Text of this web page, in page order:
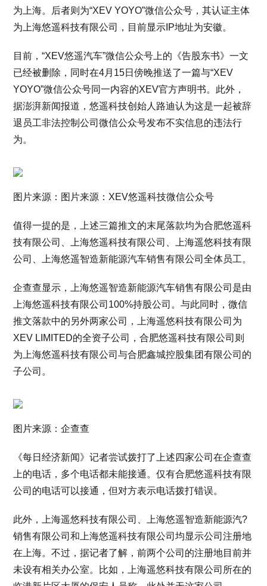
为上海。后者则为“XEV YOYO”微信公众号，其认证主体
为上海悠遥科技有限公司，目前显示IP地址为安徽。
目前，“XEV悠遥汽车”微信公众号上的《告股东书》一文
已经被删除，同时在4月15日傍晚推送了一篇与“XEV
YOYO”微信公众号同一内容的XEV官方声明书。此外，
据澎湃新闻报道，悠遥科技创始人路迪认为这是一起被辞
退员工非法控制公司微信公众号发布不实信息的违法行
为。
图片来源：图片来源：XEV悠遥科技微信公众号
值得一提的是，上述三篇推文的末尾落款均为合肥悠遥科
技有限公司、上海悠遥科技有限公司、上海遥悠科技有限
公司、上海悠遥智造新能源汽车销售有限公司全体员工。
企查查显示，上海悠遥智造新能源汽车销售有限公司是由
上海悠遥科技有限公司100%持股公司。与此同时，微信
推文落款中的另外两家公司，上海遥悠科技有限公司为
XEV LIMITED的全资子公司，合肥悠遥科技有限公司则
为上海悠遥科技有限公司与合肥鑫城控股集团有限公司的
子公司。
图片来源：企查查
《每日经济新闻》记者尝试拨打了上述四家公司在企查查
上的电话，多个电话都未能接通。仅有合肥悠遥科技有限
公司的电话可以接通，但对方表示电话拨打错误。
此外，上海遥悠科技有限公司、上海悠遥智造新能源汽?
销售有限公司和上海悠遥科技有限公司均显示公司注册地
在上海。不过，据记者了解，前两个公司的注册地目前并
未设有相关办公室。比如，上海遥悠科技有限公司所在的